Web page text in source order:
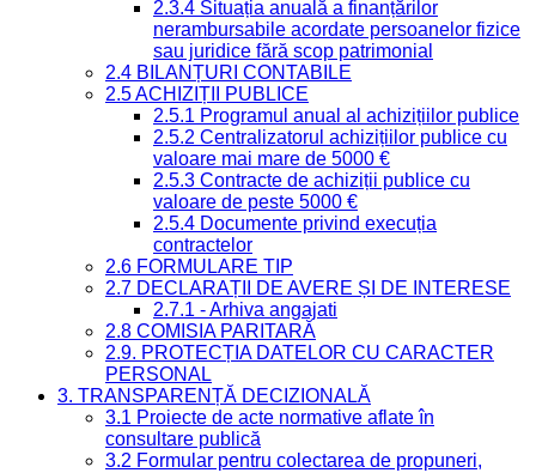
2.3.4 Situația anuală a finanțărilor
nerambursabile acordate persoanelor fizice
sau juridice fără scop patrimonial
2.4 BILANȚURI CONTABILE
2.5 ACHIZIȚII PUBLICE
2.5.1 Programul anual al achizițiilor publice
2.5.2 Centralizatorul achizițiilor publice cu
valoare mai mare de 5000 €
2.5.3 Contracte de achiziții publice cu
valoare de peste 5000 €
2.5.4 Documente privind execuția
contractelor
2.6 FORMULARE TIP
2.7 DECLARAȚII DE AVERE ȘI DE INTERESE
2.7.1 - Arhiva angajati
2.8 COMISIA PARITARĂ
2.9. PROTECȚIA DATELOR CU CARACTER
PERSONAL
3. TRANSPARENȚĂ DECIZIONALĂ
3.1 Proiecte de acte normative aflate în
consultare publică
3.2 Formular pentru colectarea de propuneri,